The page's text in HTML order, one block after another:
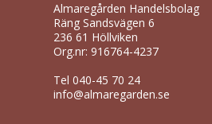
Almaregården Handelsbolag
Räng Sandsvägen 6
236 61 Höllviken
Org.nr: 916764-4237
Tel040-45 70 24
info@almaregarden.se